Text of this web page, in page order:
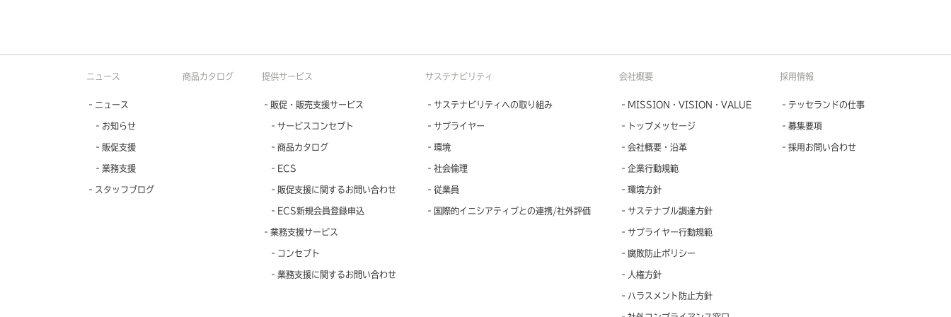
ニュース
‐ニュース
‐お知らせ
‐販促支援
‐業務支援
‐スタッフブログ
商品カタログ 提供サービス
‐販促・販売支援サービス
‐サービスコンセプト
‐商品カタログ
‐ECS
‐販促支援に関するお問い合わせ
‐ECS新規会員登録申込
‐業務支援サービス
‐コンセプト
‐業務支援に関するお問い合わせ
サステナビリティ
‐サステナビリティへの取り組み
‐サプライヤー
‐環境
‐社会倫理
‐従業員
‐国際的イニシアティブとの連携/社外評価
会社概要
‐MISSION・VISION・VALUE
‐トップメッセージ
‐会社概要・沿革
‐企業行動規範
‐環境方針
‐サステナブル調達方針
‐サプライヤー行動規範
‐腐敗防止ポリシー
‐人権方針
‐ハラスメント防止方針
採用情報
‐テッセランドの仕事
‐募集要項
‐採用お問い合わせ